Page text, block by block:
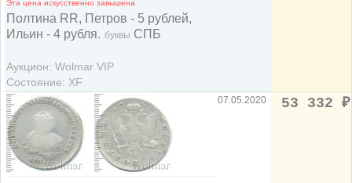
Эта цена искусственно завышена
Полтина RR, Петров - 5 рублей,
Ильин - 4 рубля. буквы СПБ
Аукцион: Wolmar VIP
Состояние: XF
07.05.2020 53 332 ₽